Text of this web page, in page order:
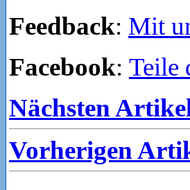
Feedback: Mit
Facebook: Teile
Nächsten
Vorherigen